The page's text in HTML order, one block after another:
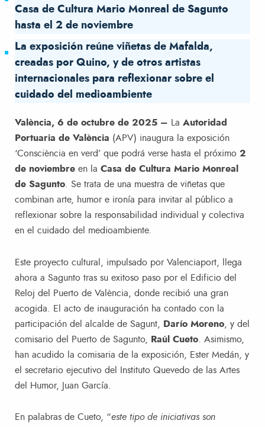
Casa de Cultura Mario Monreal de Sagunto
hasta el 2 de noviembre
La exposición reúne viñetas de Mafalda,
creadas por Quino, y de otros artistas
internacionales para reflexionar sobre el
cuidado del medioambiente
València, 6 de octubre de 2025 – La Autoridad
Portuaria de València (APV) inaugura la exposición
‘Consciència en verd’ que podrá verse hasta el próximo 2
de noviembre en la Casa de Cultura Mario Monreal
de Sagunto . Se trata de una muestra de viñetas que
combinan arte, humor e ironía para invitar al público a
reflexionar sobre la responsabilidad individual y colectiva
en el cuidado del medioambiente.
Este proyecto cultural, impulsado por Valenciaport, llega
ahora a Sagunto tras su exitoso paso por el Edificio del
Reloj del Puerto de València, donde recibió una gran
acogida. El acto de inauguración ha contado con la
participación del alcalde de Sagunt,
Darío Moreno , y del
comisario del Puerto de Sagunto,
Raúl Cueto . Asimismo,
han acudido la comisaria de la exposición, Ester Medán, y
el secretario ejecutivo del Instituto Quevedo de las Artes
del Humor, Juan García.
En palabras de Cueto, “este tipo de iniciativas son